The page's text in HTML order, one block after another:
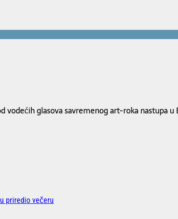
vodećih glasova savremenog art-roka nastupa
priredio večeru